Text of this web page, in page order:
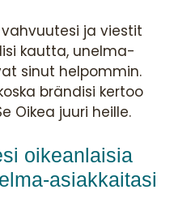
ja viestit
kautta, unelma-
sinut helpommin.
brändisi kertoo
Oikea juuri heille.
oikeanlaisia
asiakkaitasi